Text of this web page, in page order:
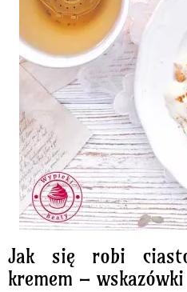
Jak się robi
kremem – wskazówki